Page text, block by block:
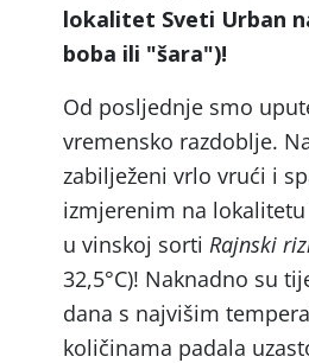
lokalitet Sveti Urban
boba ili "šara")!
Od posljednje smo
vremensko razdoblje.
zabilježeni vrlo vrući i
izmjerenim na
u vinskoj sorti Rajnski
32,5°C)! Naknadno su
dana s najvišim
količinama padala